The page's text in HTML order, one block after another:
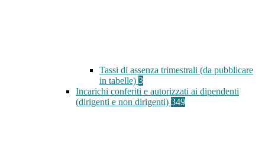
Tassi di assenza trimestrali (da pubblicare
in tabelle) 3
Incarichi conferiti e autorizzati ai dipendenti
(dirigenti e non dirigenti) 349